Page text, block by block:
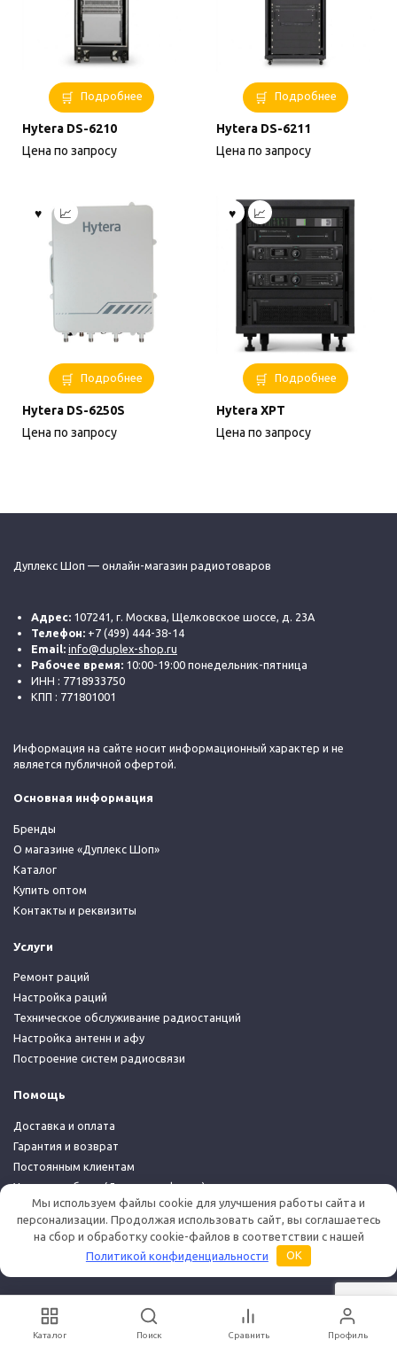
Подробнее
Hytera DS-6210
Цена по запросу
Подробнее
Hytera DS-6211
Цена по запросу
Подробнее
Hytera DS-6250S
Цена по запросу
Подробнее
Hytera XPT
Цена по запросу
Дуплекс Шоп — онлайн-магазин радиотоваров
Адрес: 107241, г. Москва, Щелковское шоссе, д. 23А
Телефон: +7 (499) 444-38-14
Email: info@duplex-shop.ru
Рабочее время: 10:00-19:00 понедельник-пятница
ИНН : 7718933750
КПП : 771801001
Информация на сайте носит информационный характер и не
является публичной офертой.
Основная информация
Бренды
О магазине «Дуплекс Шоп»
Каталог
Купить оптом
Контакты и реквизиты
Услуги
Ремонт раций
Настройка раций
Техническое обслуживание радиостанций
Настройка антенн и афу
Построение систем радиосвязи
Помощь
Доставка и оплата
Гарантия и возврат
Постоянным клиентам
Условия работы (Договор-оферта)
Политика конфиденциальности
© 2026 Дуплекс Шоп
Каталог Поиск Сравнить Профиль
Мы используем файлы cookie для улучшения работы сайта и
персонализации. Продолжая использовать сайт, вы соглашаетесь
на сбор и обработку cookie-файлов в соответствии с нашей
Политикой конфиденциальности
OK